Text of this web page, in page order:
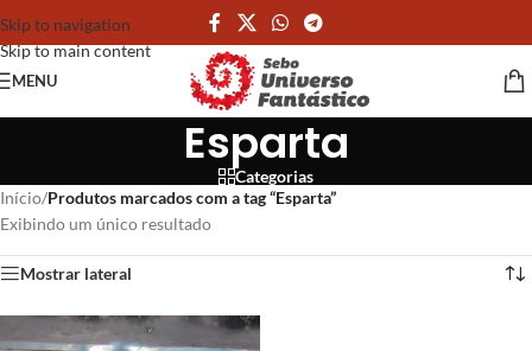
Skip to navigation
Skip to main content
MENU
Esparta
Categorias
Início/Produtos marcados com a tag “Esparta”
Exibindo um único resultado
Mostrar lateral